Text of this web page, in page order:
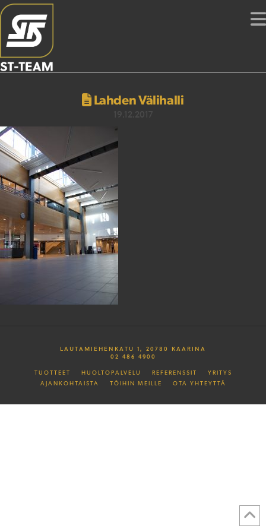
Lahden Välihalli
LAUTAMIEHENKATU 1, 20780 KAARINA
02 486 4900
TUOTTEET HUOLTOPALVELU REFERENSSIT
YRITYS
AJANKOHTAISTA
TÖIHIN MEILLE OTA YHTEYTTÄ